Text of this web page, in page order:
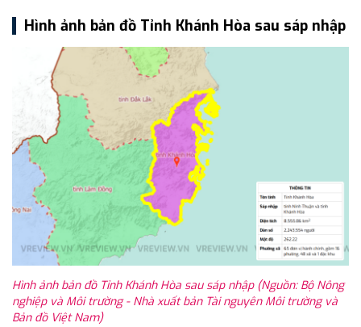
Hình ảnh bản đồ Tỉnh Khánh Hòa sau sáp nhập
Hình ảnh bản đồ Tỉnh Khánh Hòa sau sáp nhập (Nguồn: Bộ Nông
nghiệp và Môi trường - Nhà xuất bản Tài nguyên Môi trường và
Bản đồ Việt Nam)